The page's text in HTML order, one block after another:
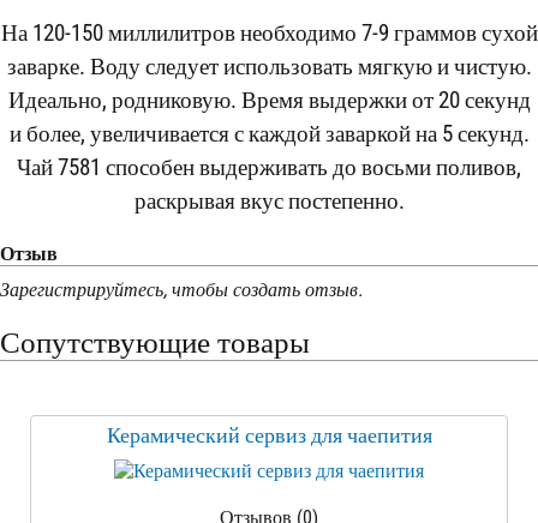
На 120-150 миллилитров необходимо 7-9 граммов сухой
заварке. Воду следует использовать мягкую и чистую.
Идеально, родниковую. Время выдержки от 20 секунд
и более, увеличивается с каждой заваркой на 5 секунд.
Чай 7581 способен выдерживать до восьми поливов,
раскрывая вкус постепенно.
Отзыв
Зарегистрируйтесь, чтобы создать отзыв.
Сопутствующие товары
Керамический сервиз для чаепития
Отзывов (0)